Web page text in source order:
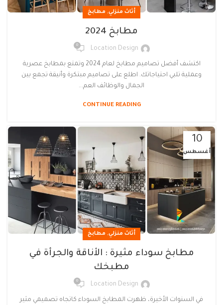
أثاث منزلي, مطابخ
مطابخ 2024
Location Design
0
اكتشف أفضل تصاميم مطابخ لعام 2024 وتمتع بمطابخ عصرية
وعملية تلبي احتياجاتك. اطلع على تصاميم مبتكرة وأنيقة تجمع بين
الجمال والوظائف العم...
CONTINUE READING
10
أغسطس
أثاث منزلي, مطابخ
مطابخ سوداء مثيرة : الأناقة والجرأة في
مطبخك
Location Design
0
في السنوات الأخيرة، ظهرت المطابخ السوداء كاتجاه تصميمي مثير